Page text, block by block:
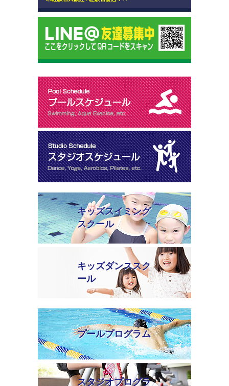
キッズスイミング
スクール
キッズダンススク
ール
プールプログラム
スタジオプログラ